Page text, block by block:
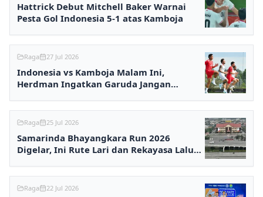
Hattrick Debut Mitchell Baker Warnai
Pesta Gol Indonesia 5-1 atas Kamboja
Raga 27 Jul 2026
Indonesia vs Kamboja Malam Ini,
Herdman Ingatkan Garuda Jangan
Raga 25 Jul 2026
Samarinda Bhayangkara Run 2026
Digelar, Ini Rute Lari dan Rekayasa Lalu
Raga 22 Jul 2026